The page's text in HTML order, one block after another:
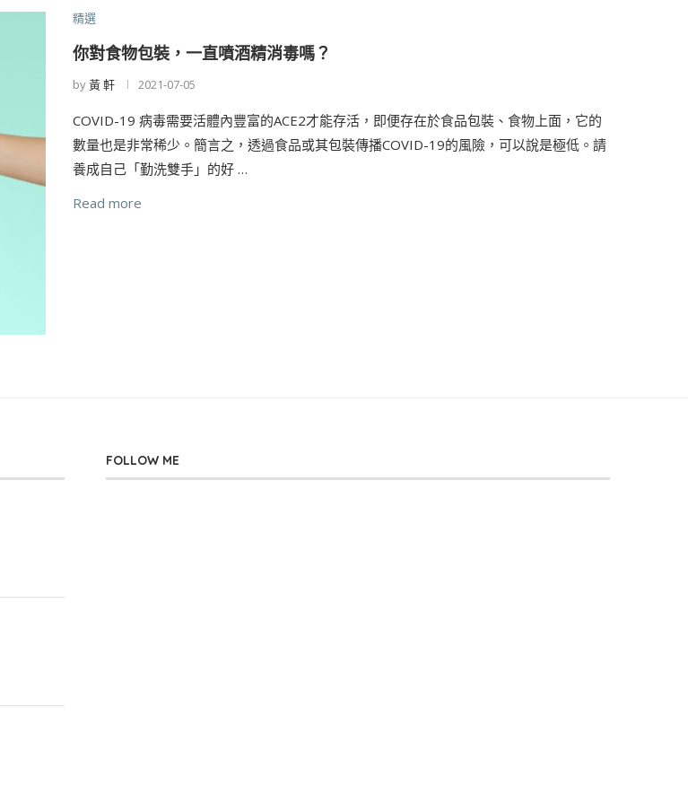
精選
你對食物包裝，一直噴酒精消毒嗎？
by黃 軒 2021-07-05
COVID-19 病毒需要活體內豐富的ACE2才能存活，即便存在於食品包裝、食物上面，它的
數量也是非常稀少。簡言之，透過食品或其包裝傳播COVID-19的風險，可以說是極低。請
養成自己「勤洗雙手」的好 …
Read more
FOLLOW ME